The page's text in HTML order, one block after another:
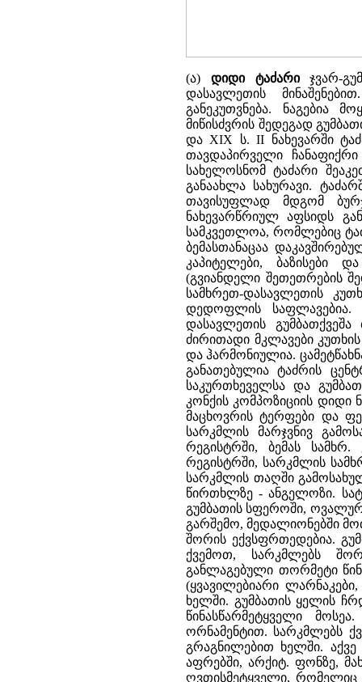
(ა) დიდი ტაძარიჯვარ-
დასავლეთის
განეკუთვნება. ნაგებია
მიწისძვრის შედეგად
და XIX ს. II ნახევარში
თავდაპირველი
სახელოსნომ ტაძარი
განაახლა სახურავი.
თავისუფლად მდგომ
ნახევარწრიულ აფსიდს
სამკვეთლოა, რომლებიც
ბემასთანაცაა
კაპიტელები, ბაზისები
(გვიანდელი შეთეთრების
სამხრეთ-დასავლეთის
დედოფლის საფლავებია.
დასავლეთის
ძირითადი მკლავები
და ჰარმონიულია.
განათებულია ტაძრის
საკურთხეველსა და
კონქის კომპოზიციის დიდი
მაცხოვრის ტერფები და
სარკმლის მარჯვნივ
რეგისტრში, ბემას სამხრ.
რეგისტრში, სარკმლის
სარკმლის თაღში
წირთხლზე - ანგელოზი.
გუმბათის სფეროში,
გარშემო, მედალიონებში
შორის ექვსფრთედებია.
ქვემოთ, სარკმლებს
განლაგებული თორმეტი
(ყვავილებიარი
ხელში. გუმბათის ყელის
წინასწარმეტყველი
ორნამენტით. სარკმლებს
გრაგნილებით ხელში.
აფრებში, არქიტ. ფონზე,
ღვთისმეტყველი,